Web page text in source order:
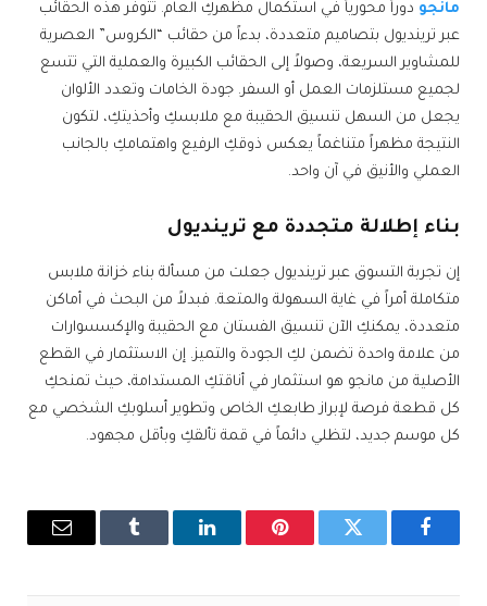
مانجو دوراً محورياً في استكمال مظهركِ العام. تتوفر هذه الحقائب
عبر ترينديول بتصاميم متعددة، بدءاً من حقائب “الكروس” العصرية
للمشاوير السريعة، وصولاً إلى الحقائب الكبيرة والعملية التي تتسع
لجميع مستلزمات العمل أو السفر. جودة الخامات وتعدد الألوان
يجعل من السهل تنسيق الحقيبة مع ملابسكِ وأحذيتكِ، لتكون
النتيجة مظهراً متناغماً يعكس ذوقكِ الرفيع واهتمامكِ بالجانب
العملي والأنيق في آن واحد.
بناء إطلالة متجددة مع ترينديول
إن تجربة التسوق عبر ترينديول جعلت من مسألة بناء خزانة ملابس
متكاملة أمراً في غاية السهولة والمتعة. فبدلاً من البحث في أماكن
متعددة، يمكنكِ الآن تنسيق الفستان مع الحقيبة والإكسسوارات
من علامة واحدة تضمن لكِ الجودة والتميز. إن الاستثمار في القطع
الأصلية من مانجو هو استثمار في أناقتكِ المستدامة، حيث تمنحكِ
كل قطعة فرصة لإبراز طابعكِ الخاص وتطوير أسلوبكِ الشخصي مع
كل موسم جديد، لتظلي دائماً في قمة تألقكِ وبأقل مجهود.
فيسبوك تويتر بينتيريستلينكدإن Tumblr
البريد